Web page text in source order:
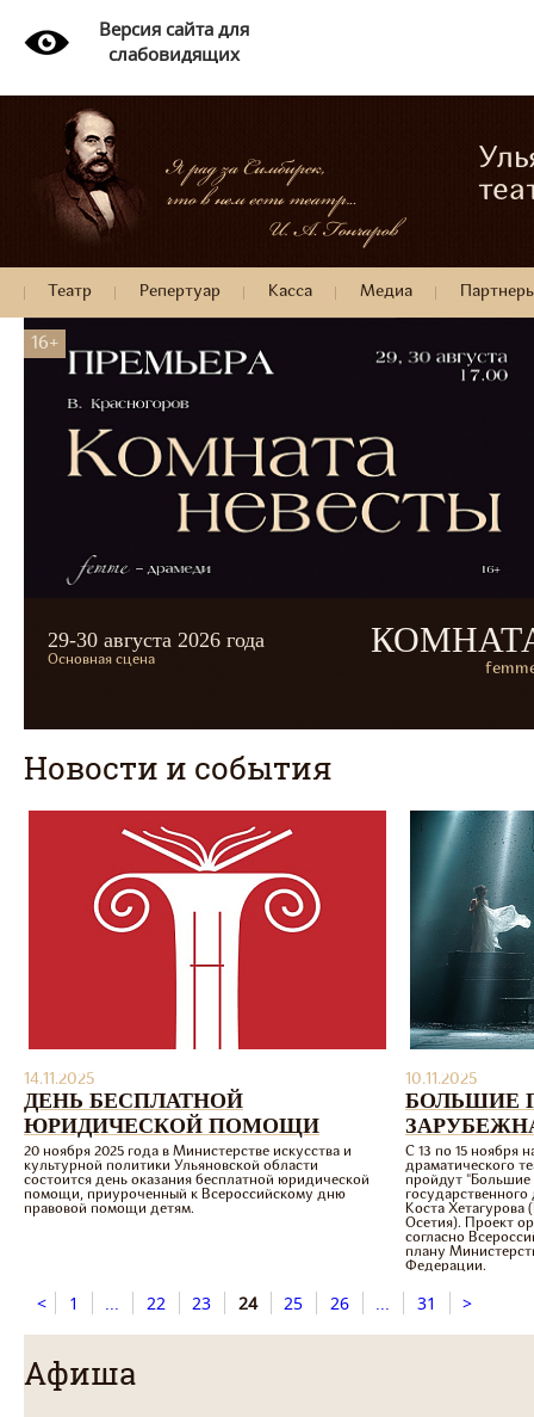
Версия сайта для
слабовидящих
Театр Репертуар Касса Медиа
16+
29-30 августа 2026 года
Основная сцена
Новости и события
14.11.2025
ДЕНЬ БЕСПЛАТНОЙ
ЮРИДИЧЕСКОЙ ПОМОЩИ
20 ноября 2025 года в Министерстве искусства и
культурной политики Ульяновской области
состоится день оказания бесплатной юридической
помощи, приуроченный к Всероссийскому дню
правовой помощи детям.
10.11.2025
БОЛЬШИЕ
С 13 по 15 ноября
драматического
пройдут "Большие
государственного
Коста
Осетия). Проект
согласно
плану
Федерации.
< 1 ... 22 23 24 25 26 ... 31 >
Афиша